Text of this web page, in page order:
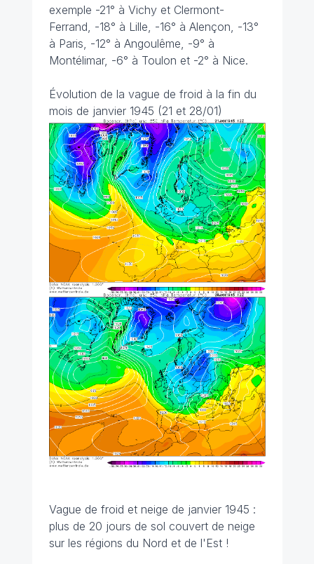
exemple -21° à Vichy et Clermont-
Ferrand, -18° à Lille, -16° à Alençon, -13°
à Paris, -12° à Angoulême, -9° à
Montélimar, -6° à Toulon et -2° à Nice.
Évolution de la vague de froid à la fin du
mois de janvier 1945 (21 et 28/01)
Vague de froid et neige de janvier 1945 :
plus de 20 jours de sol couvert de neige
sur les régions du Nord et de l'Est !